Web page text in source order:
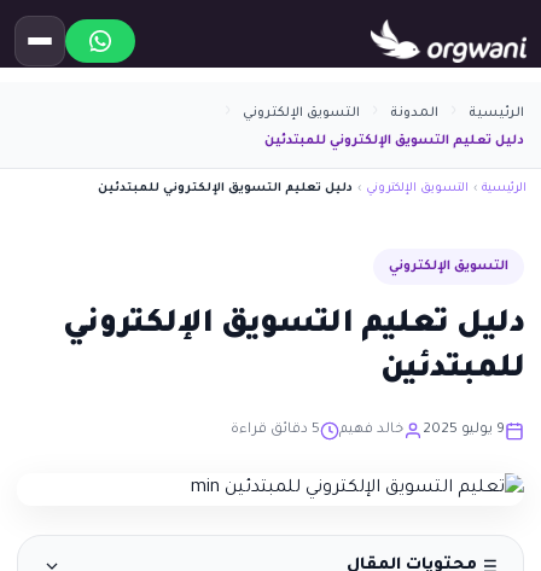
الرئيسية المدونة
التسويق الإلكتروني
دليل تعليم التسويق الإلكتروني للمبتدئين
الرئيسية › التسويق الإلكتروني › دليل تعليم التسويق الإلكتروني للمبتدئين
التسويق الإلكتروني
دليل تعليم التسويق الإلكتروني
للمبتدئين
9 يوليو 2025 خالد فهيم 5 دقائق قراءة
محتويات المقال